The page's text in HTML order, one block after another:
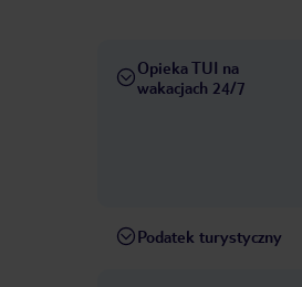
Opieka TUI na
wakacjach 24/7
Podatek turystyczny